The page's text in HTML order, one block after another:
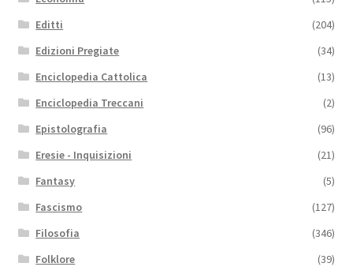
Editti
(204)
Edizioni Pregiate
(34)
Enciclopedia Cattolica
(13)
Enciclopedia Treccani
(2)
Epistolografia
(96)
Eresie - Inquisizioni
(21)
Fantasy
(5)
Fascismo
(127)
Filosofia
(346)
Folklore
(39)